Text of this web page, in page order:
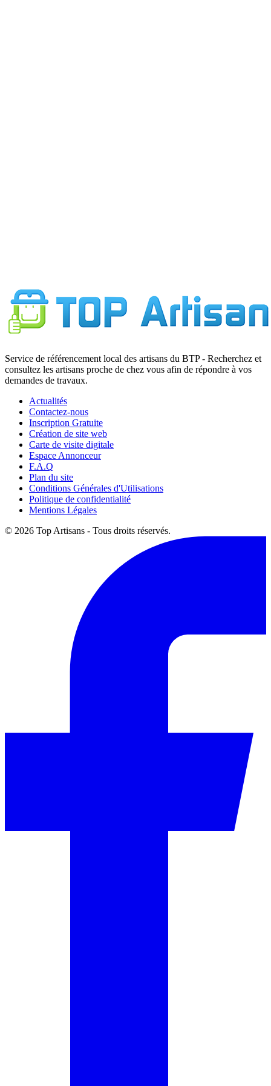
Service de référencement local des artisans du BTP - Recherchez et
consultez les artisans proche de chez vous afin de répondre à vos
demandes de travaux.
Actualités
Contactez-nous
Inscription Gratuite
Création de site web
Carte de visite digitale
Espace Annonceur
F.A.Q
Plan du site
Conditions Générales d'Utilisations
Politique de confidentialité
Mentions Légales
© 2026 Top Artisans - Tous droits réservés.